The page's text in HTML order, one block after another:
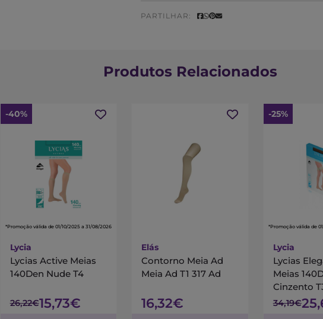
PARTILHAR:
Produtos Relacionados
-40%
*Promoção válida de 01/10/2025 a 31/08/2026
Lycia
Lycias Active Meias
140Den Nude T4
26,22€15,73€
Elás
Contorno Meia Ad
Meia Ad T1 317 Ad
16,32€
-25%
*Promoção válida de
Lycia
Lycias
Meias
Cinzento
34,19€